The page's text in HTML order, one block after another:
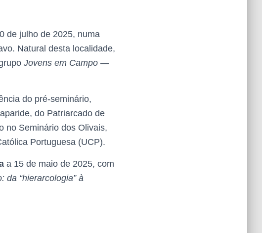
de julho de 2025, numa
Natural desta localidade,
Jovens em Campo —
do pré-seminário,
do Patriarcado de
no Seminário dos Olivais,
Portuguesa (UCP).
a 15 de maio de 2025, com
da “hierarcologia” à